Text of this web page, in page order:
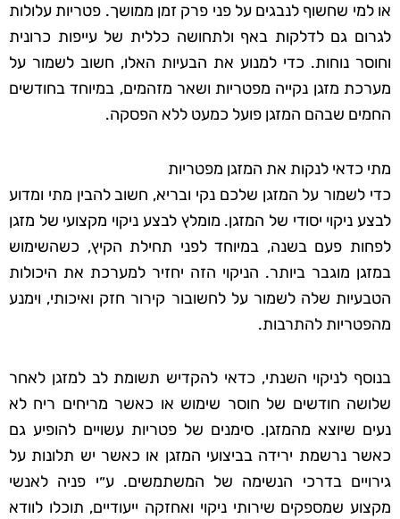
או למי שחשוף לנבגים על פני פרק זמן ממושך. פטריות עלולות
לגרום גם לדלקות באף ולתחושה כללית של עייפות כרונית
וחוסר נוחות. כדי למנוע את הבעיות האלו, חשוב לשמור על
מערכת מזגן נקייה מפטריות ושאר מזהמים, במיוחד בחודשים
החמים שבהם המזגן פועל כמעט ללא הפסקה.
מתי כדאי לנקות את המזגן מפטריות
כדי לשמור על המזגן שלכם נקי ובריא, חשוב להבין מתי ומדוע
לבצע ניקוי יסודי של המזגן. מומלץ לבצע ניקוי מקצועי של מזגן
לפחות פעם בשנה, במיוחד לפני תחילת הקיץ, כשהשימוש
במזגן מוגבר ביותר. הניקוי הזה יחזיר למערכת את היכולות
הטבעיות שלה לשמור על לחשובור קירור חזק ואיכותי, וימנע
מהפטריות להתרבות.
בנוסף לניקוי השנתי, כדאי להקדיש תשומת לב למזגן לאחר
שלושה חודשים של חוסר שימוש או כאשר מריחים ריח לא
נעים שיוצא מהמזגן. סימנים של פטריות עשויים להופיע גם
כאשר נרשמת ירידה בביצועי המזגן או כאשר יש תלונות על
גירויים בדרכי הנשימה של המשתמשים. ע״י פניה לאנשי
מקצוע שמספקים שירותי ניקוי ואחזקה ייעודיים, תוכלו לוודא